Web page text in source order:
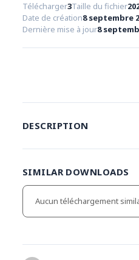
Télécharger3Taille du fichier
Date de création8 septembre
Dernière mise à jour8
DESCRIPTION
SIMILAR DOWNLOADS
Aucun téléchargement